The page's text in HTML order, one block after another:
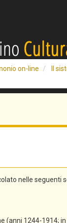
on-line Il
nelle seguenti
(anni 1244-1914;